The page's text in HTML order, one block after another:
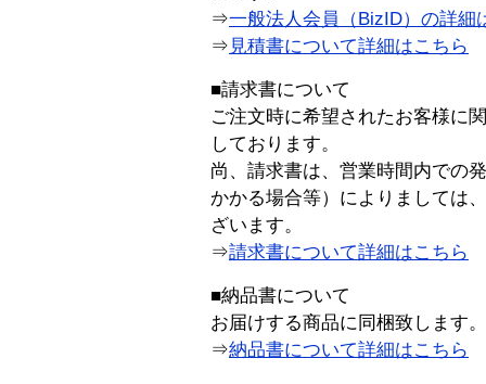
⇒一般法人会員（BizID）の詳細
⇒ 見積書について詳細はこちら
■請求書について
ご注文時に希望されたお客様に
しております。
尚、請求書は、営業時間内での
かかる場合等）によりましては
ざいます。
⇒請求書について詳細はこちら
■納品書について
お届けする商品に同梱致します。
⇒納品書について詳細はこちら